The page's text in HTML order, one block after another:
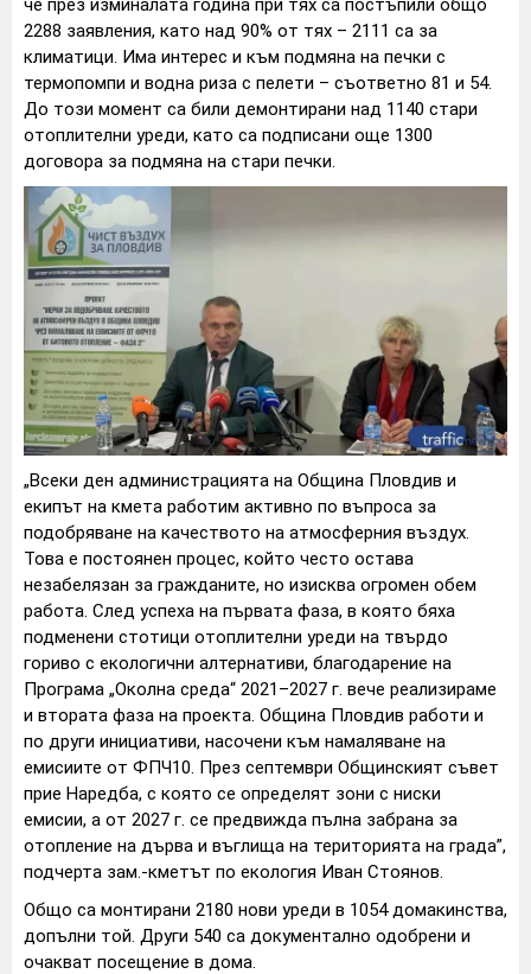
че през изминалата година при тях са постъпили общо
2288 заявления, като над 90% от тях – 2111 са за
климатици. Има интерес и към подмяна на печки с
термопомпи и водна риза с пелети – съответно 81 и 54.
До този момент са били демонтирани над 1140 стари
отоплителни уреди, като са подписани още 1300
договора за подмяна на стари печки.
„Всеки ден администрацията на Община Пловдив и
екипът на кмета работим активно по въпроса за
подобряване на качеството на атмосферния въздух.
Това е постоянен процес, който често остава
незабелязан за гражданите, но изисква огромен обем
работа. След успеха на първата фаза, в която бяха
подменени стотици отоплителни уреди на твърдо
гориво с екологични алтернативи, благодарение на
Програма „Околна среда“ 2021–2027 г. вече реализираме
и втората фаза на проекта. Община Пловдив работи и
по други инициативи, насочени към намаляване на
емисиите от ФПЧ10. През септември Общинският съвет
прие Наредба, с която се определят зони с ниски
емисии, а от 2027 г. се предвижда пълна забрана за
отопление на дърва и въглища на територията на града”,
подчерта зам.-кметът по екология Иван Стоянов.
Общо са монтирани 2180 нови уреди в 1054 домакинства,
допълни той. Други 540 са документално одобрени и
очакват посещение в дома.